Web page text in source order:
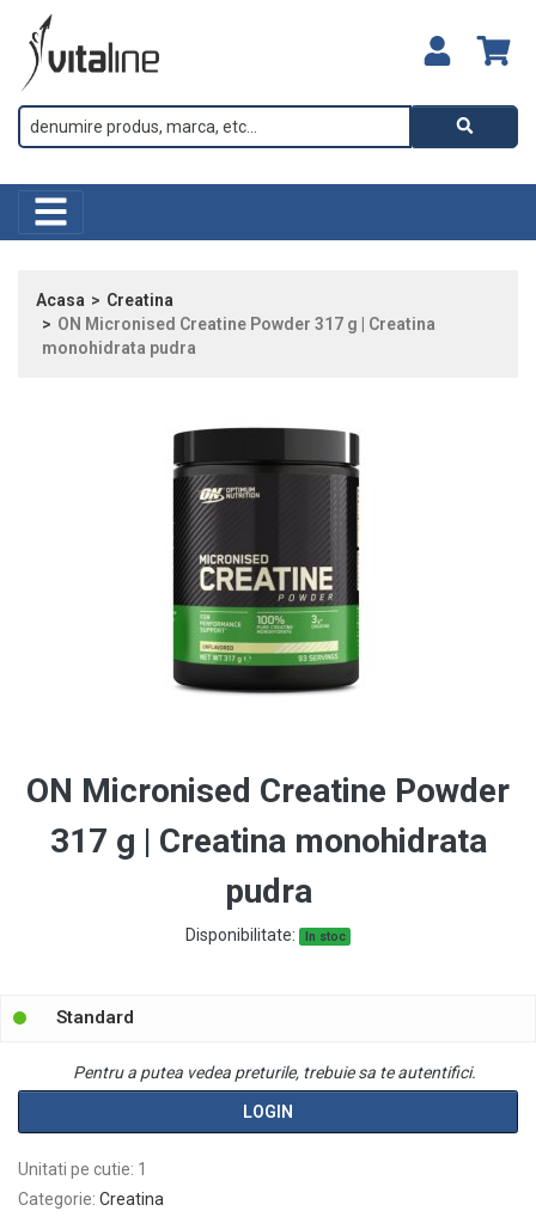
Acasa
Creatina
ON Micronised Creatine Powder 317 g | Creatina
monohidrata pudra
ON Micronised Creatine Powder
317 g | Creatina monohidrata
pudra
Disponibilitate: In stoc
Standard
Pentru a putea vedea preturile, trebuie sa te autentifici.
LOGIN
Unitati pe cutie: 1
Categorie: Creatina